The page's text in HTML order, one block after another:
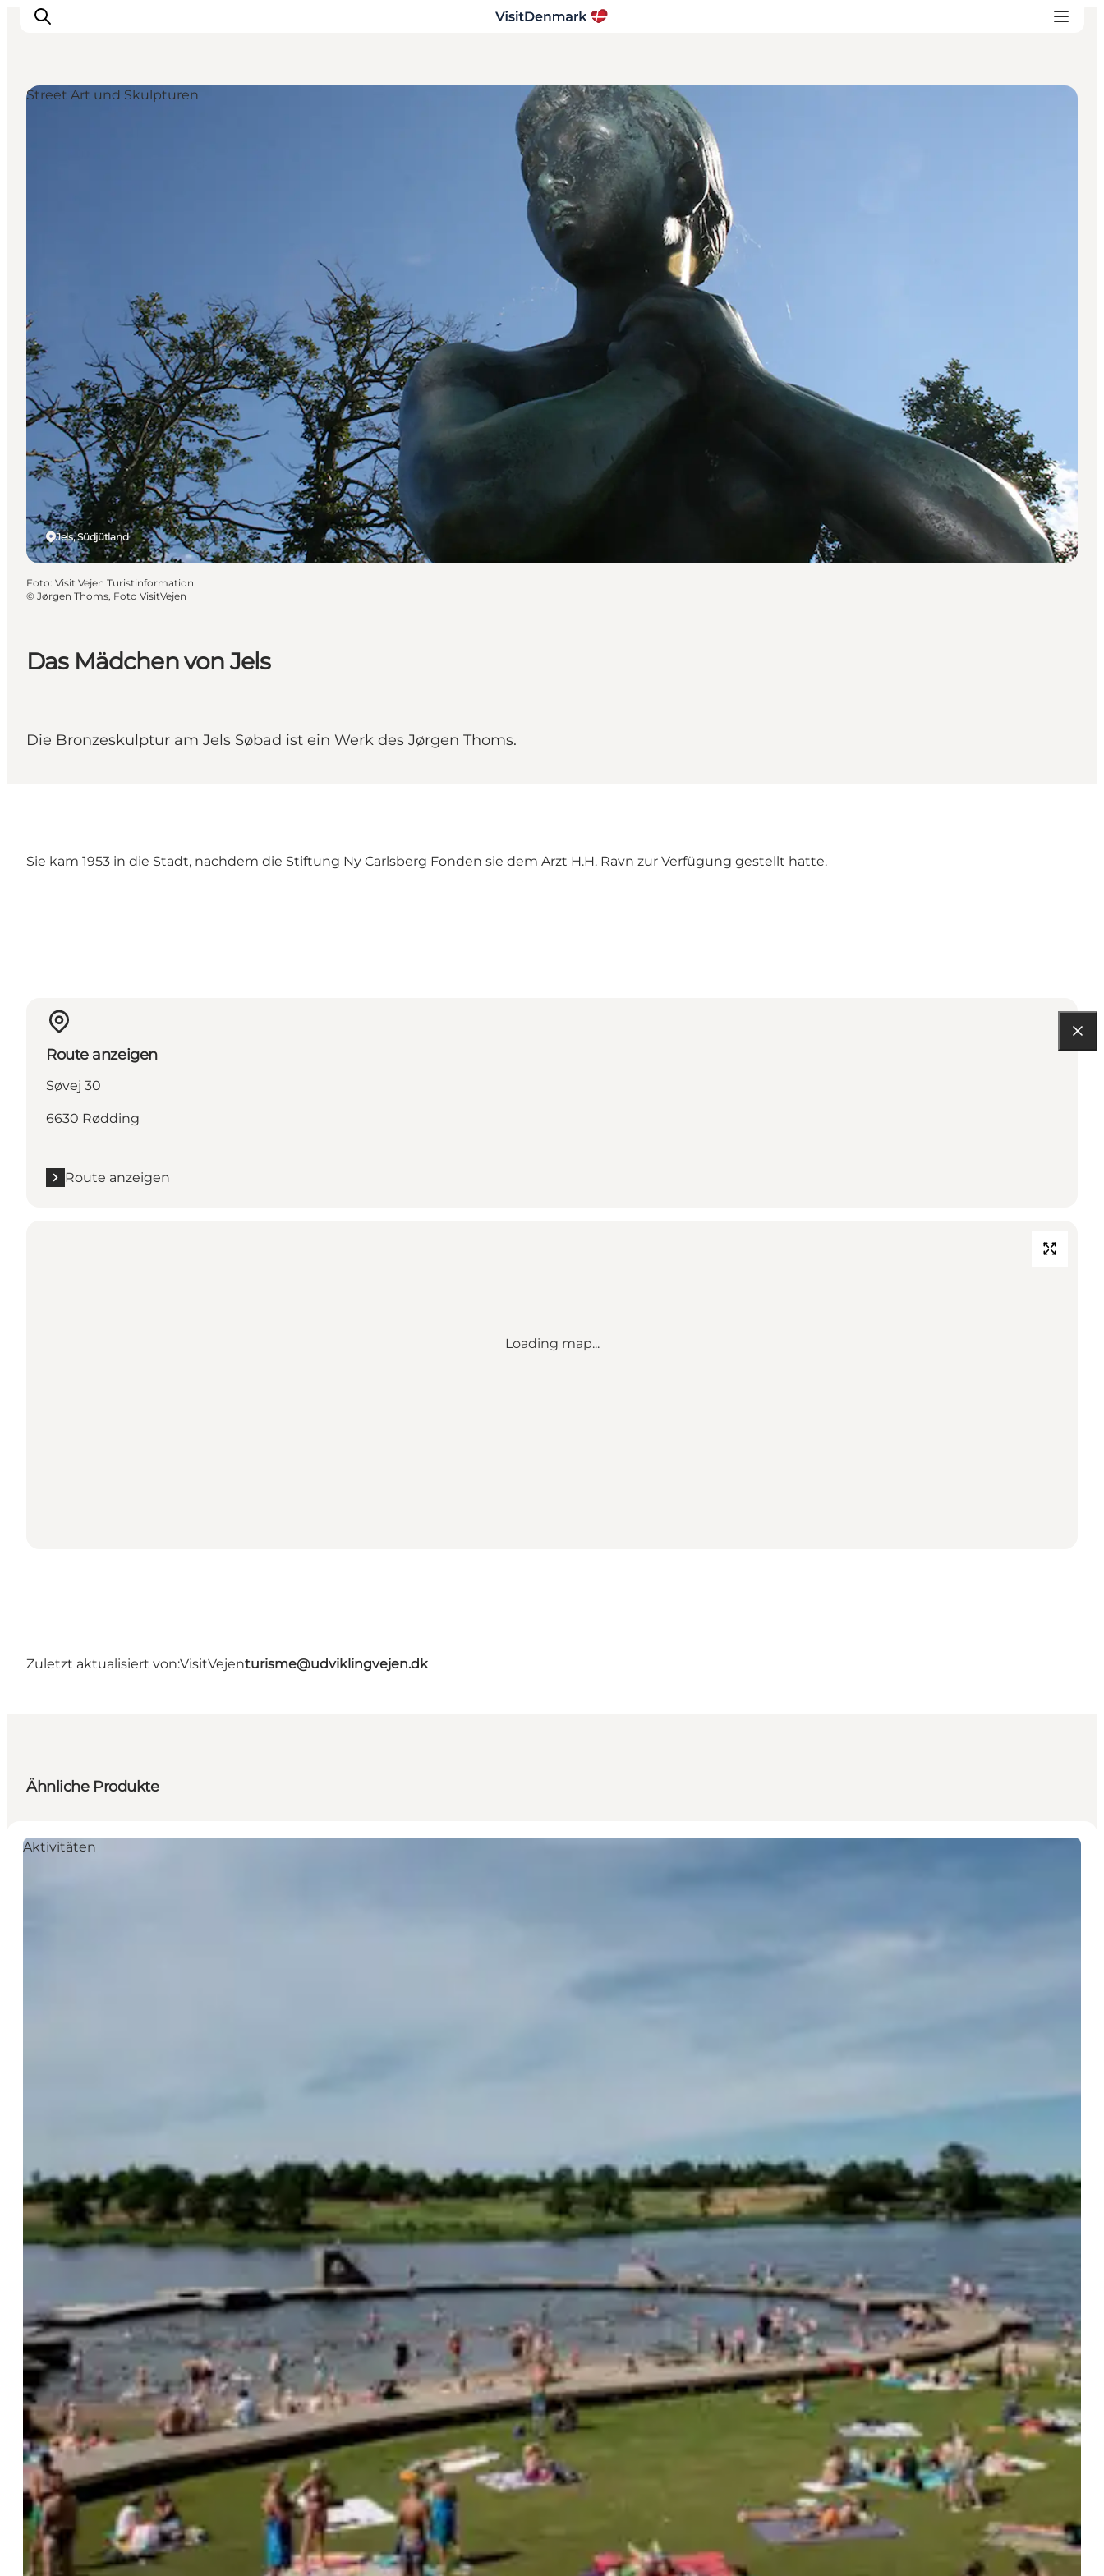
Das Mädchen von Jels
Die Bronzeskulptur am Jels Søbad ist ein Werk des Jørgen Thoms.
Jels, Südjütland
Street Art und Skulpturen
Foto: Visit Vejen Turistinformation
© Jørgen Thoms, Foto VisitVejen
Sie kam 1953 in die Stadt, nachdem die Stiftung Ny Carlsberg Fonden sie dem Arzt H.H. Ravn zur Verfügung gestellt hatte.
Route anzeigen
Søvej 30
6630 Rødding
Route anzeigen
Loading map...
Zuletzt aktualisiert von:VisitVejenturisme@udviklingvejen.dk
Ähnliche Produkte
Aktivitäten